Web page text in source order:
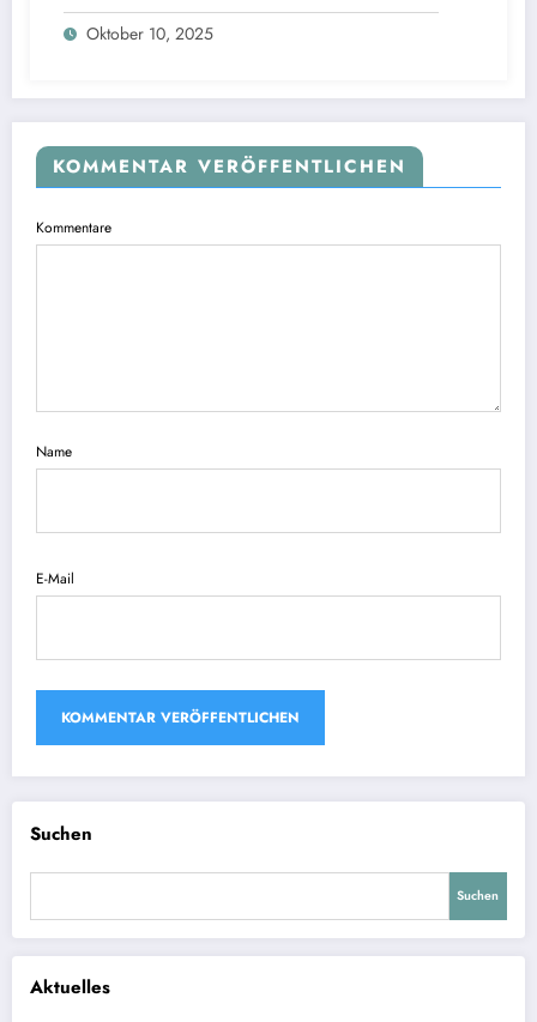
Oktober 10, 2025
KOMMENTAR VERÖFFENTLICHEN
Kommentare
Name
E-Mail
Suchen
Suchen
Aktuelles